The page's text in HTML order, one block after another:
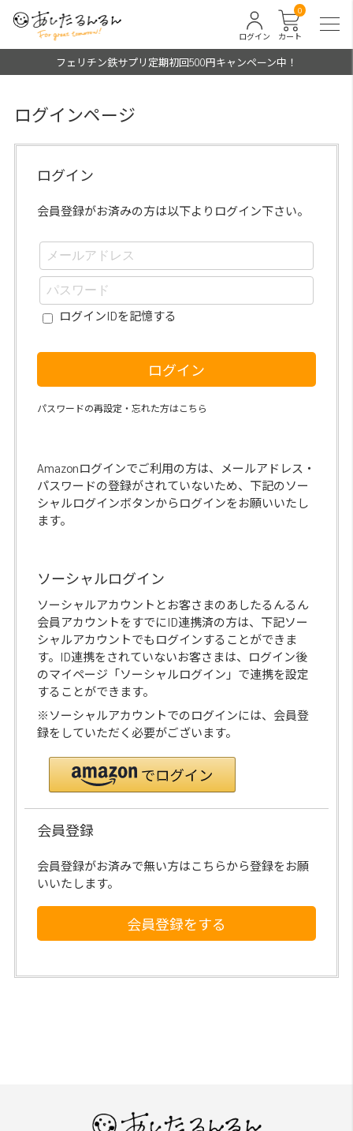
カート
0
ログイン
フェリチン鉄サプリ定期初回500円キャンペーン中！
ログインページ
ログイン
会員登録がお済みの方は以下よりログイン下さい。
ログインIDを記憶する
ログイン
パスワードの再設定・忘れた方はこちら
Amazonログインでご利用の方は、メールアドレス・
パスワードの登録がされていないため、下記のソー
シャルログインボタンからログインをお願いいたし
ます。
ソーシャルログイン
ソーシャルアカウントとお客さまのあしたるんるん
会員アカウントをすでにID連携済の方は、下記ソー
シャルアカウントでもログインすることができま
す。ID連携をされていないお客さまは、ログイン後
のマイページ「ソーシャルログイン」で連携を設定
することができます。
※ソーシャルアカウントでのログインには、会員登
録をしていただく必要がございます。
会員登録
会員登録がお済みで無い方はこちらから登録をお願
いいたします。
会員登録をする